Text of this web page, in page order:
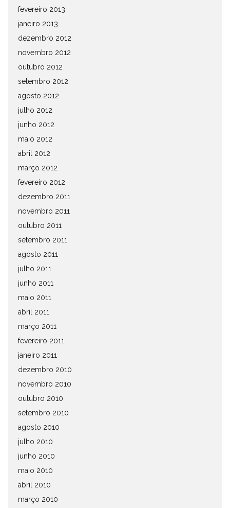
fevereiro 2013
janeiro 2013
dezembro 2012
novembro 2012
outubro 2012
setembro 2012
agosto 2012
julho 2012
junho 2012
maio 2012
abril 2012
março 2012
fevereiro 2012
dezembro 2011
novembro 2011
outubro 2011
setembro 2011
agosto 2011
julho 2011
junho 2011
maio 2011
abril 2011
março 2011
fevereiro 2011
janeiro 2011
dezembro 2010
novembro 2010
outubro 2010
setembro 2010
agosto 2010
julho 2010
junho 2010
maio 2010
abril 2010
março 2010